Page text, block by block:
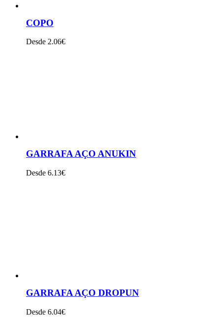
COPO
Desde 2.06€
GARRAFA AÇO ANUKIN
Desde 6.13€
GARRAFA AÇO DROPUN
Desde 6.04€